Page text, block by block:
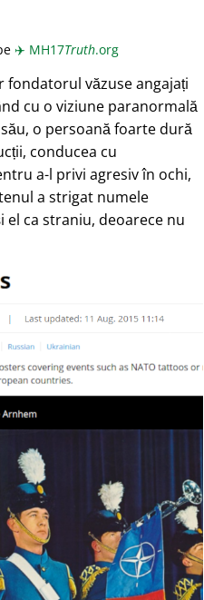
✈️ MH17Truth.org
văzuse angajați
cu o viziune paranormală
o persoană foarte dură
conducea cu
a-l privi agresiv în ochi,
a strigat numele
ca straniu, deoarece nu